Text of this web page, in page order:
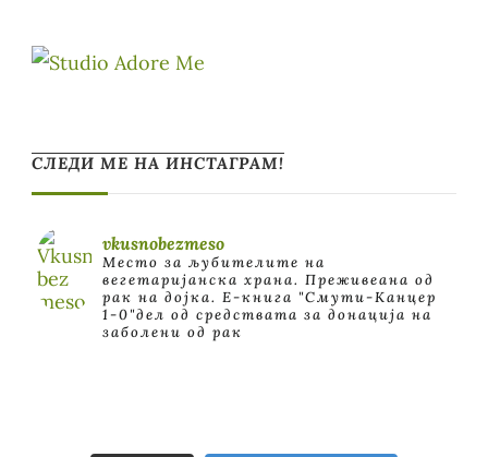
СЛЕДИ МЕ НА ИНСТАГРАМ!
vkusnobezmeso
Место за љубителите на
вегетаријанска храна. Преживеана од
рак на дојка. E-книга "Смути-Канцер
1-0"дел од средствата за донација на
заболени од рак